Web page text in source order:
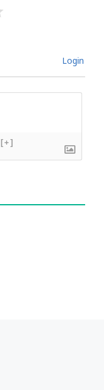
Login
[+]